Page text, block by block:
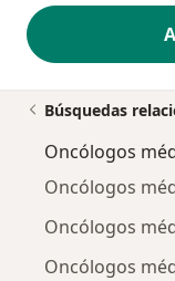
Búsquedas
Oncólogos
Oncólogos
Oncólogos
Oncólogos